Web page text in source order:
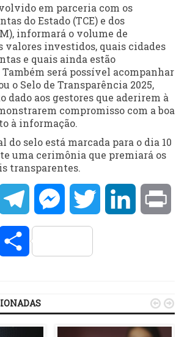
em parceria com os
do Estado (TCE) e dos
informará o volume de
valores investidos, quais cidades
e quais ainda estão
será possível acompanhar
o Selo de Transparência 2025,
dado aos gestores que aderirem à
compromisso com a boa
à informação.
do selo está marcada para o dia 10
uma cerimônia que premiará os
transparentes.
FacebookTelegramMessengerTwitter LinkedIn
Copy Compartilhar
 